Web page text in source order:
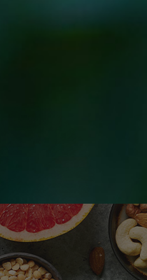
u mozgu, ali postoji i